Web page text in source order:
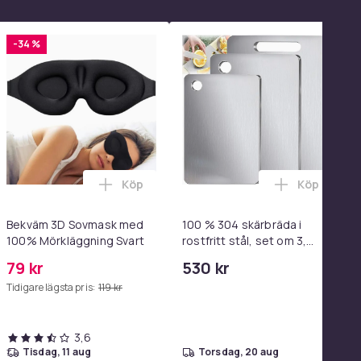
i varukorgen& Kabel 20W USB-C 2m i varukorgen
6-rörs fotpedal motståndsband – Mag- och
-34 %
Bekväm 3D Sovmask med
100% Mörkläggning Svart
79 kr
Tidigare lägsta pris: 119 kr
Lägg till Bekväm 3D Sovmask med
Köp
3,6
tisdag, 11 aug
100 % 304 skärbräda i
rostfritt stål, set om 3,
livsmedelsklassade 304
530 kr
Lägg till
Köp
torsdag, 20 aug